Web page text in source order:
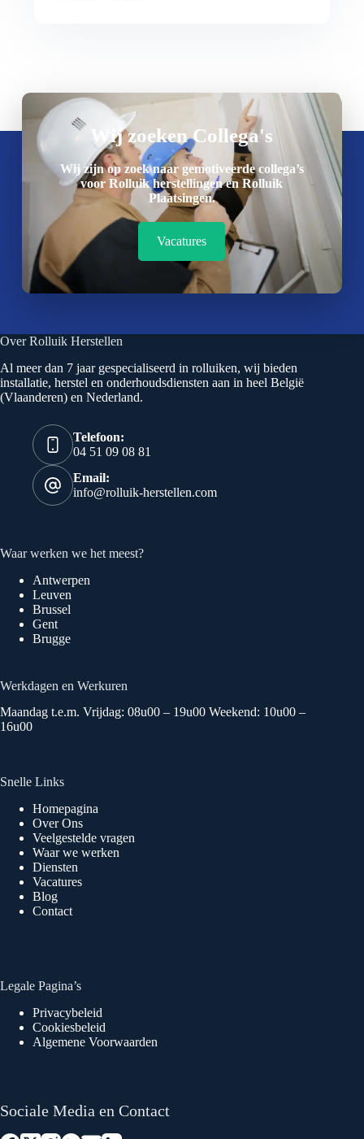
Wij zoeken Collega's
Wij zijn op zoek naar gemotiveerde collega’s
voor Rolluik herstellingen en Rolluik
Plaatsingen.
Vacatures
Over Rolluik Herstellen
Al meer dan 7 jaar gespecialiseerd in rolluiken, wij bieden
installatie, herstel en onderhoudsdiensten aan in heel België
(Vlaanderen) en Nederland.
Telefoon:
04 51 09 08 81
Email:
info@rolluik-herstellen.com
Waar werken we het meest?
Antwerpen
Leuven
Brussel
Gent
Brugge
Werkdagen en Werkuren
Maandag t.e.m. Vrijdag: 08u00 – 19u00 Weekend: 10u00 –
16u00
Snelle Links
Homepagina
Over Ons
Veelgestelde vragen
Waar we werken
Diensten
Vacatures
Blog
Contact
Legale Pagina’s
Privacybeleid
Cookiesbeleid
Algemene Voorwaarden
Sociale Media en Contact